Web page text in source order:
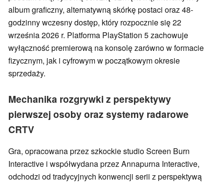
album graficzny, alternatywną skórkę postaci oraz 48-
godzinny wczesny dostęp, który rozpocznie się 22
września 2026 r. Platforma PlayStation 5 zachowuje
wyłączność premierową na konsolę zarówno w formacie
fizycznym, jak i cyfrowym w początkowym okresie
sprzedaży.
Mechanika rozgrywki z perspektywy
pierwszej osoby oraz systemy radarowe
CRTV
Gra, opracowana przez szkockie studio Screen Burn
Interactive i współwydana przez Annapurna Interactive,
odchodzi od tradycyjnych konwencji serii z perspektywą